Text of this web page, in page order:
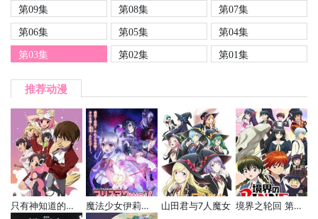
第09集
第08集
第07集
第06集
第05集
第04集
第03集
第02集 第01集
推荐动漫
只有神知道的世界 魔法少女伊莉雅 第二季 山田君与7人魔女 境界之轮回 第二季